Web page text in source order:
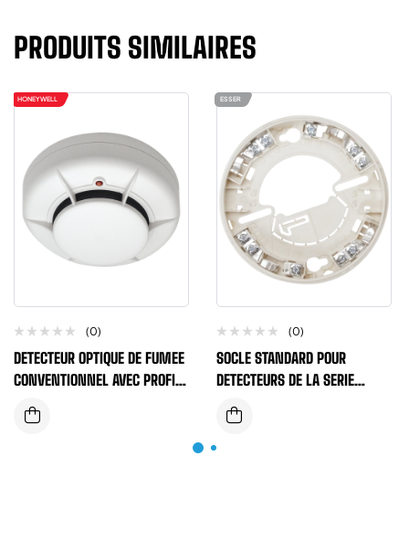
PRODUITS SIMILAIRES
HONEYWELL
(0)
DETECTEUR OPTIQUE DE FUMEE
CONVENTIONNEL AVEC PROFIL
EXTRA MINCE
ESSER
(0)
SOCLE STANDARD POUR
DETECTEURS DE LA SERIE
IQ8QUAD ET ES DETECT